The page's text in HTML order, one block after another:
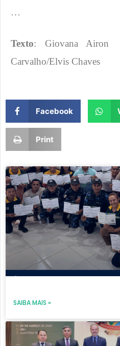
…
Texto: Giovana
Carvalho/Elvis Chaves
Facebook
Print
SAIBA MAIS »
PagePage